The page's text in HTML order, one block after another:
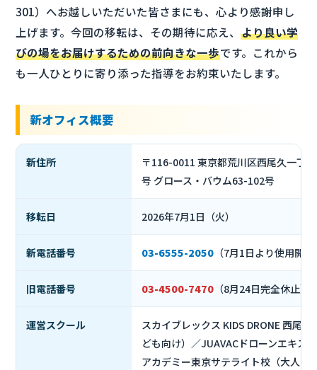
301）へお越しいただいた皆さまにも、心より感謝申し
上げます。今回の移転は、その期待に応え、 より良い学
びの場をお届けするための前向きな一歩です。これから
も一人ひとりに寄り添った指導をお約束いたします。
新オフィス概要
新住所
〒116-0011 東京都荒川区西尾久一丁
号 グロース・バウム63-102号
移転日 2026年7月1日（火）
新電話番号 03-6555-2050 （7月1日より使用開
旧電話番号 03-4500-7470 （8月24日完全休止）
運営スクール
スカイブレックス KIDS DRONE 西尾久
ども向け）／JUAVACドローンエキス
アカデミー東京サテライト校（大人向